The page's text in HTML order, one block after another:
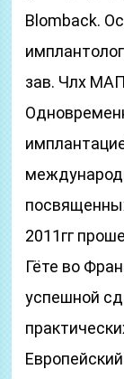
Blomback.
зав. Члх
2011гг
Гёте во
успешной